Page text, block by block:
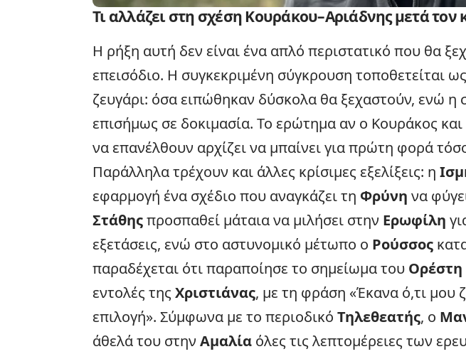
Τι αλλάζει στη σχέση Κουράκου–Αριάδνης μετά τον
Η ρήξη αυτή δεν είναι ένα απλό περιστατικό που θα
επεισόδιο. Η συγκεκριμένη σύγκρουση τοποθετείται
ζευγάρι: όσα ειπώθηκαν δύσκολα θα ξεχαστούν, ενώ η
επισήμως σε δοκιμασία. Το ερώτημα αν ο Κουράκος
να επανέλθουν αρχίζει να μπαίνει για πρώτη φορά
Παράλληλα τρέχουν και άλλες κρίσιμες εξελίξεις: η
εφαρμογή ένα σχέδιο που αναγκάζει τη Φρύνη να
Στάθηςπροσπαθεί μάταια να μιλήσει στην Ερωφίλη
εξετάσεις, ενώ στο αστυνομικό μέτωπο ο Ρούσσος
παραδέχεται ότι παραποίησε το σημείωμα του Ορέστη
εντολές της Χριστιάνας, με τη φράση «Έκανα ό,τι μου
επιλογή». Σύμφωνα με το περιοδικό Τηλεθεατής, ο
άθελά του στην Αμαλία όλες τις λεπτομέρειες των